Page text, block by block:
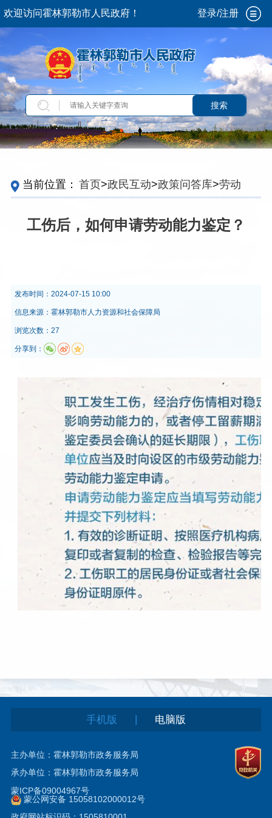
欢迎访问霍林郭勒市人民政府！ 登录/注册
搜索
当前位置： 首页>政民互动>政策问答库>劳动
工伤后，如何申请劳动能力鉴定？
发布时间： 2024-07-15 10:00
信息来源： 霍林郭勒市人力资源和社会保障局
浏览次数：27
分享到：
手机版 电脑版
主办单位：霍林郭勒市政务服务局
承办单位：霍林郭勒市政务服务局
蒙ICP备09004967号
蒙公网安备 15058102000012号